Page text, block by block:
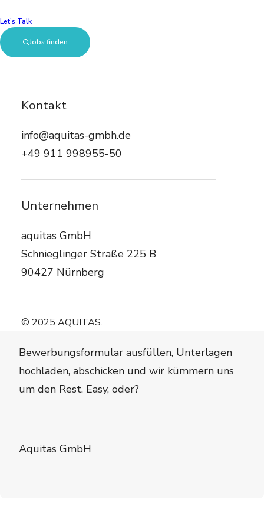
Let’s Talk
Jobs finden
Kontakt
info@aquitas-gmbh.de
+49 911 998955-50
Unternehmen
aquitas GmbH
Schnieglinger Straße 225 B
90427 Nürnberg
© 2025 AQUITAS.
Ohne Lebenslauf bewerben
3
Anschreiben,
Bewerbungsfoto und
Dein Traumjob in greifbarer Nähe.
Bewerbungsformular ausfüllen, Unterlagen
hochladen, abschicken und wir kümmern uns
um den Rest. Easy, oder?
Aquitas GmbH